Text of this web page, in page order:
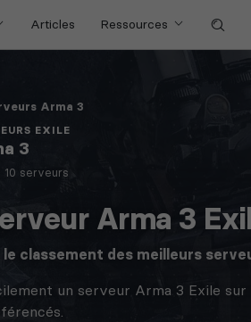
Articles Ressources
Arma 3
EXILE
3
· 10 serveurs
Arma 3
le classement des meilleurs
un serveur Arma 3 Exile sur